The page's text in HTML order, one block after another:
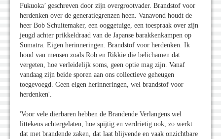
Fukuoka’ geschreven door zijn overgrootvader. Brandstof voor
herdenken over de generatiegrenzen heen. Vanavond houdt de
heer Bob Schuitemaker, een ooggetuige, een toespraak over zijn
jeugd achter prikkeldraad van de Japanse barakkenkampen op
Sumatra. Eigen herinneringen. Brandstof voor herdenken. Ik
houd van mensen zoals Rob en Rikkie die belichamen dat
vergeten, hoe verleidelijk soms, geen optie mag zijn. Vanaf
vandaag zijn beide sporen aan ons collectieve geheugen
toegevoegd. Geen eigen herinneringen, wel brandstof voor
herdenken'.
'Voor vele dierbaren hebben de Brandende Verlangens wel
littekens achtergelaten, hoe spijtig en verdrietig ook, zo werkt
dat met brandende zaken, dat laat blijvende en vaak onzichtbare